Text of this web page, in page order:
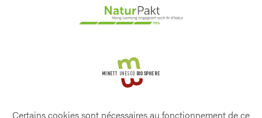
Certains cookies sont nécessaires au fonctionnement de ce